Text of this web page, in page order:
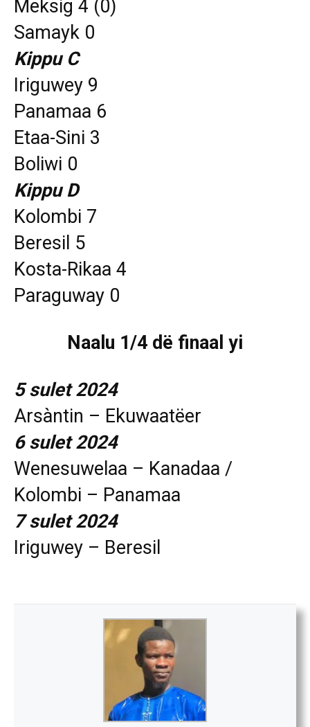
Meksig 4 (0)
Samayk 0
Kippu C
Iriguwey 9
Panamaa 6
Etaa-Sini 3
Boliwi 0
Kippu D
Kolombi 7
Beresil 5
Kosta-Rikaa 4
Paraguway 0
Naalu 1/4 dë finaal yi
5 sulet 2024
Arsàntin – Ekuwaatëer
6 sulet 2024
Wenesuwelaa – Kanadaa /
Kolombi – Panamaa
7 sulet 2024
Iriguwey – Beresil